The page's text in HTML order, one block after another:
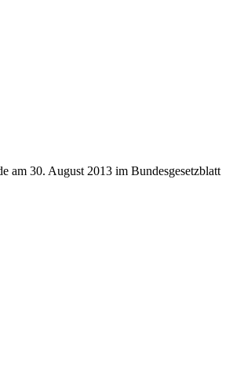
am 30. August 2013 im Bundesgesetzblatt